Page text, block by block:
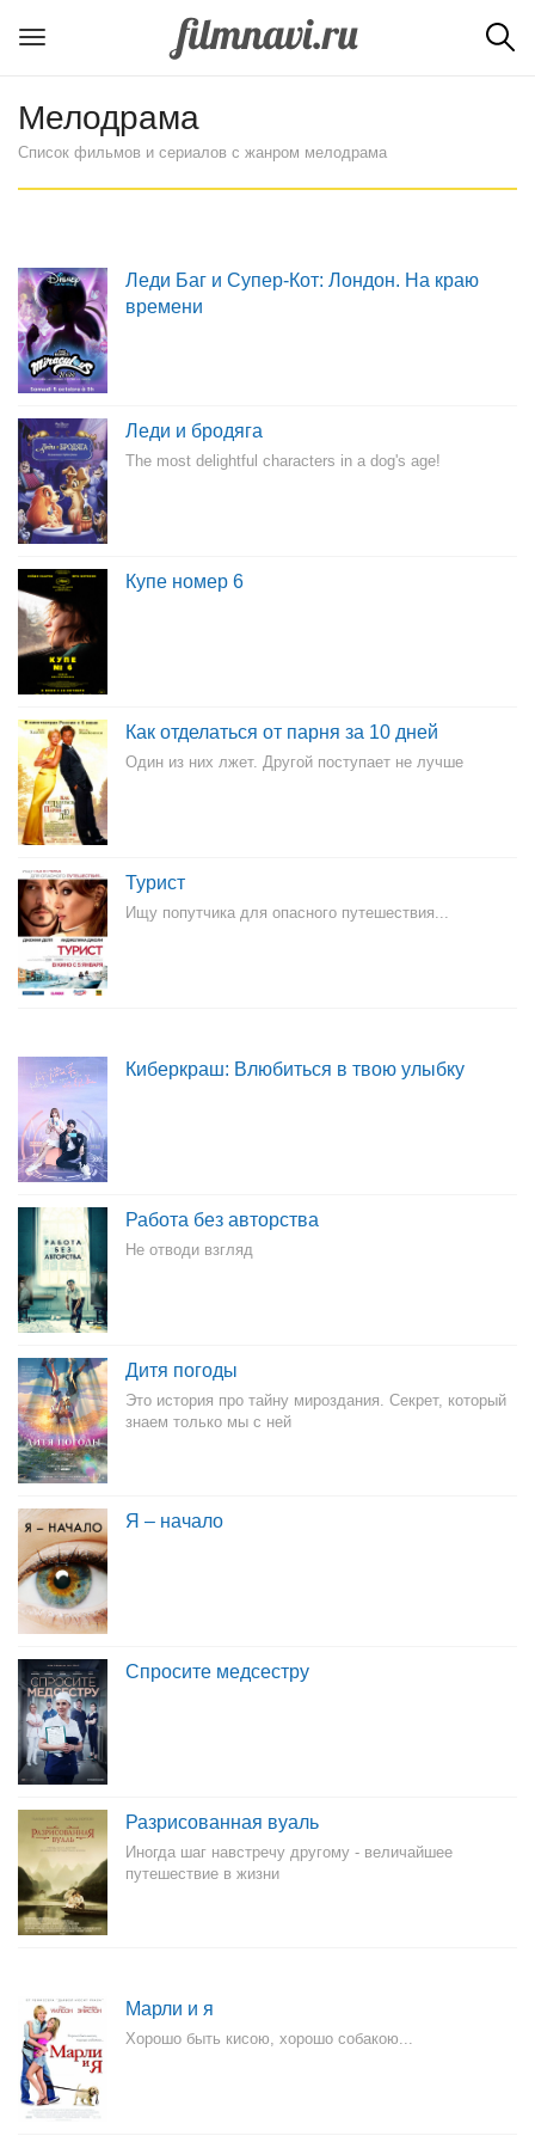
Мелодрама
Список фильмов и сериалов с жанром мелодрама
Леди Баг и Супер-Кот: Лондон. На краю
времени
Леди и бродяга
The most delightful characters in a dog's age!
Купе номер 6
Как отделаться от парня за 10 дней
Один из них лжет. Другой поступает не лучше
Турист
Ищу попутчика для опасного путешествия...
Киберкраш: Влюбиться в твою улыбку
Работа без авторства
Не отводи взгляд
Дитя погоды
Это история про тайну мироздания. Секрет, который
знаем только мы с ней
Я – начало
Спросите медсестру
Разрисованная вуаль
Иногда шаг навстречу другому - величайшее
путешествие в жизни
Марли и я
Хорошо быть кисою, хорошо собакою...